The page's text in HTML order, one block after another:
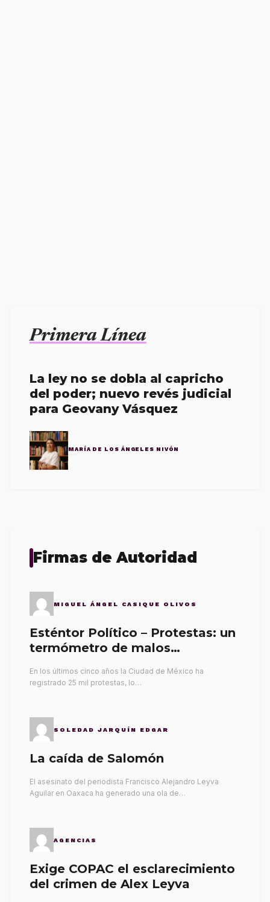
Primera Línea
La ley no se dobla al capricho
del poder; nuevo revés judicial
para Geovany Vásquez
MARÍA DE LOS ÁNGELES NIVÓN
Firmas de Autoridad
MIGUEL ÁNGEL CASIQUE OLIVOS
Esténtor Político – Protestas: un
termómetro de malos
En los últimos cinco años la Ciudad de México ha
registrado 25 mil protestas, lo…
SOLEDAD JARQUÍN EDGAR
La caída de Salomón
El asesinato del periodista Francisco Alejandro Leyva
Aguilar en Oaxaca ha generado una ola de…
AGENCIAS
Exige COPAC el esclarecimiento
del crimen de Alex Leyva